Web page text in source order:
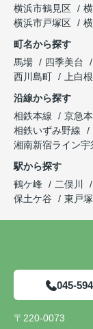
横浜市鶴見区
横浜市戸塚区
町名から探す
馬場
四季美台
西川島町
上白根
沿線から探す
相鉄本線
京急
相鉄いずみ野線
湘南新宿ライン宇
駅から探す
鶴ケ峰
二俣川
保土ケ谷
東戸塚
045-
〒220-0073